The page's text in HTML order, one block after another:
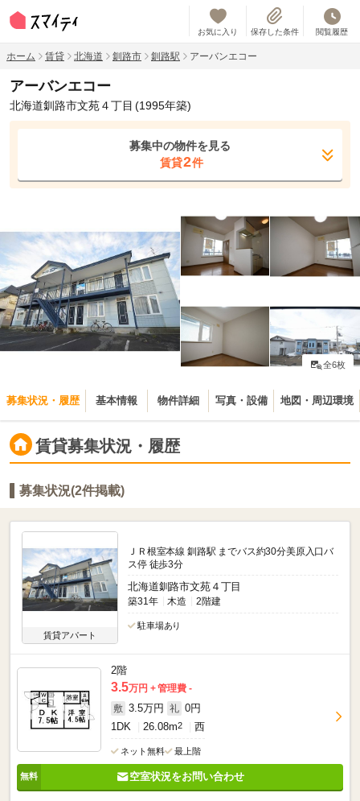
お気に入り 保存した条件 閲覧履歴
ホーム 賃貸 北海道 釧路市 釧路駅 アーバンエコー
アーバンエコー
北海道釧路市文苑４丁目 (1995年築)
募集中の物件を見る
賃貸2件
全6枚
募集状況・履歴 基本情報 物件詳細 写真・設備 地図・周辺環境
賃貸募集状況・履歴
募集状況(2件掲載)
賃貸アパート
ＪＲ根室本線 釧路駅 までバス約30分美原入口バ
ス停 徒歩3分
北海道釧路市文苑４丁目
築31年 木造 2階建
駐車場あり
2階
3.5万円
管理費 -
敷 3.5万円 礼 0円
1DK
26.08m2 西
ネット無料 最上階
空室状況をお問い合わせ